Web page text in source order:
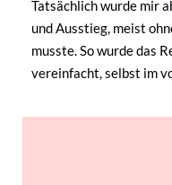
Tatsächlich wurde mir
und Ausstieg, meist
musste. So wurde das
vereinfacht, selbst im